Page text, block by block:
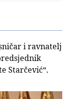
i ravnatelj
Starčević“.